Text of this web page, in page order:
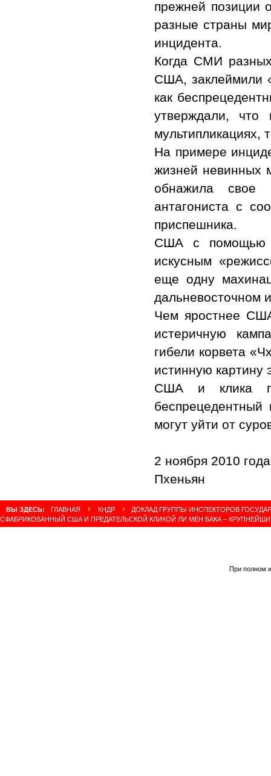
прежней позиции
разные страны
инцидента.
Когда СМИ
США, заклеймили
как
утверждали, что
мультипликациях,
На примере
жизней невинных
обнажила свое
антагониста с
приспешника.
США с помощью
искусным
еще одну
дальневосточном
Чем яростнее
истеричную
гибели корвета
истинную картину
США и клика
могут уйти от
2 ноября 2010 года
Пхеньян
ВЫ ЗДЕСЬ: ГЛАВНАЯ КНДР
ДОКЛАД ГРУППЫ ИНСПЕКТОРОВ
СФАБРИКОВАННЫЙ США И ПРЕДАТЕЛЬСКОЙ КЛИКОЙ ЛИ МЕН БАКА –
При полном